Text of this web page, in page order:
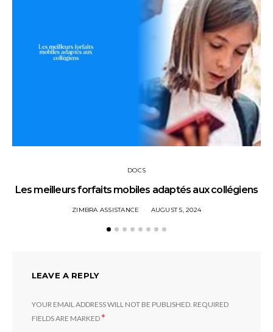
DOCS
Les meilleurs forfaits mobiles adaptés aux collégiens
ZIMBRA ASSISTANCE AUGUST 5, 2024
LEAVE A REPLY
YOUR EMAIL ADDRESS WILL NOT BE PUBLISHED. REQUIRED
FIELDS ARE MARKED*